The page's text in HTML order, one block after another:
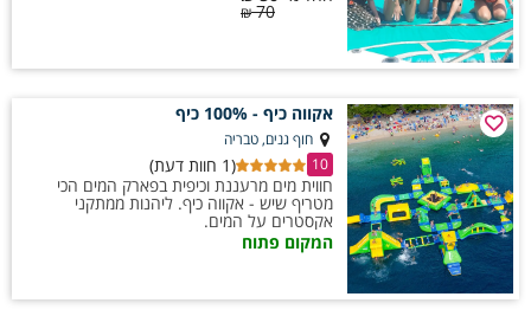
70
₪
אקווה כיף - 100% כיף
חוף גנים, טבריה
10
(1 חוות דעת)
חווית מים מרעננת וכיפית בפארק המים הכי
מטריף שיש - אקווה כיף. ליהנות ממתקני
אקסטרים על המים.
המקום פתוח